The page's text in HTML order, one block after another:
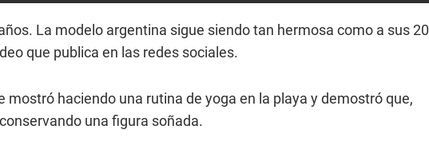
La modelo argentina sigue siendo tan hermosa como a sus 20
que publica en las redes sociales.
mostró haciendo una rutina de yoga en la playa y demostró que,
una figura soñada.